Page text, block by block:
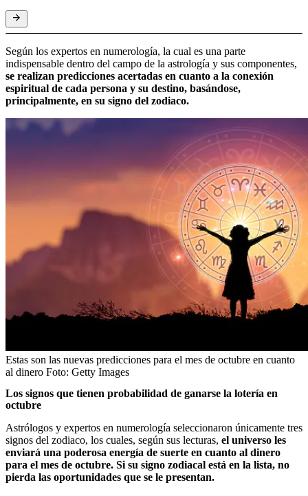
Según los expertos en numerología, la cual es una parte
indispensable dentro del campo de la astrología y sus componentes,
se realizan predicciones acertadas en cuanto a la conexión
espiritual de cada persona y su destino, basándose,
principalmente, en su signo del zodiaco.
Estas son las nuevas predicciones para el mes de octubre en cuanto
al dinero Foto: Getty Images
Los signos que tienen probabilidad de ganarse la lotería en
octubre
Astrólogos y expertos en numerología seleccionaron únicamente tres
signos del zodiaco, los cuales, según sus lecturas, el universo les
enviará una poderosa energía de suerte en cuanto al dinero
para el mes de octubre. Si su signo zodiacal está en la lista, no
pierda las oportunidades que se le presentan.